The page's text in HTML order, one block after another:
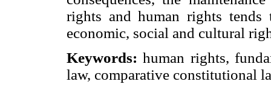
rights and human rights
economic, social and cultural
Keywords: human rights,
law, comparative constitutional